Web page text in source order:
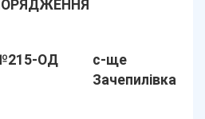
ОД
с-ще
Зачепилівка